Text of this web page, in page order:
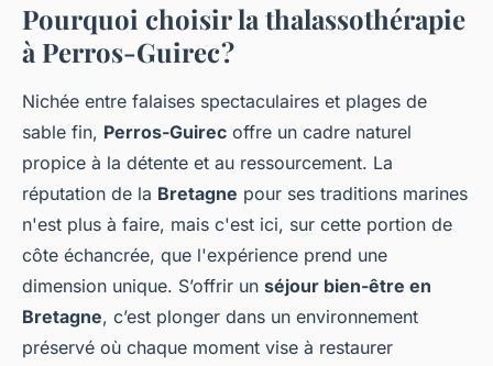
Pourquoi choisir la thalassothérapie
à Perros-Guirec ?
Nichée entre falaises spectaculaires et plages de
sable fin, Perros-Guirec offre un cadre naturel
propice à la détente et au ressourcement. La
réputation de la Bretagne pour ses traditions marines
n'est plus à faire, mais c'est ici, sur cette portion de
côte échancrée, que l'expérience prend une
dimension unique. S’offrir un séjour bien-être en
Bretagne, c’est plonger dans un environnement
préservé où chaque moment vise à restaurer